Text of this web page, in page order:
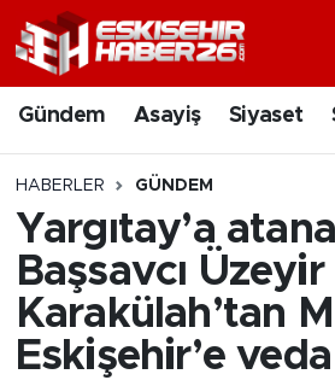
Gündem Asayiş Siyaset
HABERLER GÜNDEM
Yargıtay’a
Başsavcı Üzeyir
Karakülah’tan
Eskişehir’e
Gündem
Asayiş
Siyaset
Spor
Sağlık
Nöbetçi Eczaneler
Hava Durumu
Trafik Durumu
Süper Lig Puan Durumu ve
Tüm Manşetler